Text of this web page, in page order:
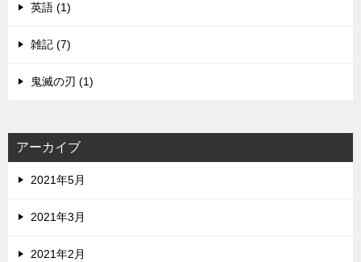
英語 (1)
雑記 (7)
鬼滅の刃 (1)
アーカイブ
2021年5月
2021年3月
2021年2月